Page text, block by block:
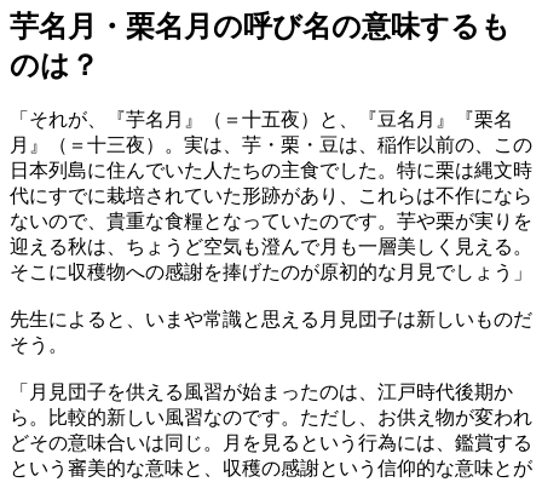
芋名月・栗名月の呼び名の意味するも
のは？
「それが、『芋名月』（＝十五夜）と、『豆名月』『栗名
月』（＝十三夜）。実は、芋・栗・豆は、稲作以前の、この
日本列島に住んでいた人たちの主食でした。特に栗は縄文時
代にすでに栽培されていた形跡があり、これらは不作になら
ないので、貴重な食糧となっていたのです。芋や栗が実りを
迎える秋は、ちょうど空気も澄んで月も一層美しく見える。
そこに収穫物への感謝を捧げたのが原初的な月見でしょう」
先生によると、いまや常識と思える月見団子は新しいものだ
そう。
「月見団子を供える風習が始まったのは、江戸時代後期か
ら。比較的新しい風習なのです。ただし、お供え物が変われ
どその意味合いは同じ。月を見るという行為には、鑑賞する
という審美的な意味と、収穫の感謝という信仰的な意味とが